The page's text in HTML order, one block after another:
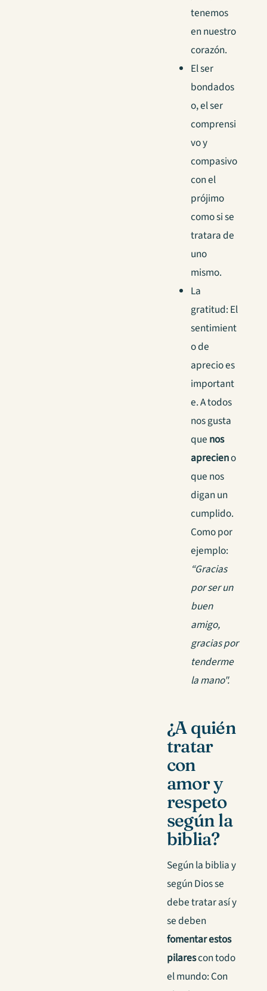
tenemos
en nuestro
corazón.
El ser
bondados
o, el ser
comprensi
vo y
compasivo
con el
prójimo
como si se
tratara de
uno
mismo.
La
gratitud: El
sentimient
o de
aprecio es
important
e. A todos
nos gusta
que nos
aprecieno
que nos
digan un
cumplido.
Como por
ejemplo:
“Gracias
por ser un
buen
amigo,
gracias por
tenderme
la mano".
¿A quién
tratar
con
amor y
respeto
según la
biblia?
Según la biblia y
según Dios se
debe tratar así y
se deben
fomentar estos
pilarescon todo
el mundo: Con